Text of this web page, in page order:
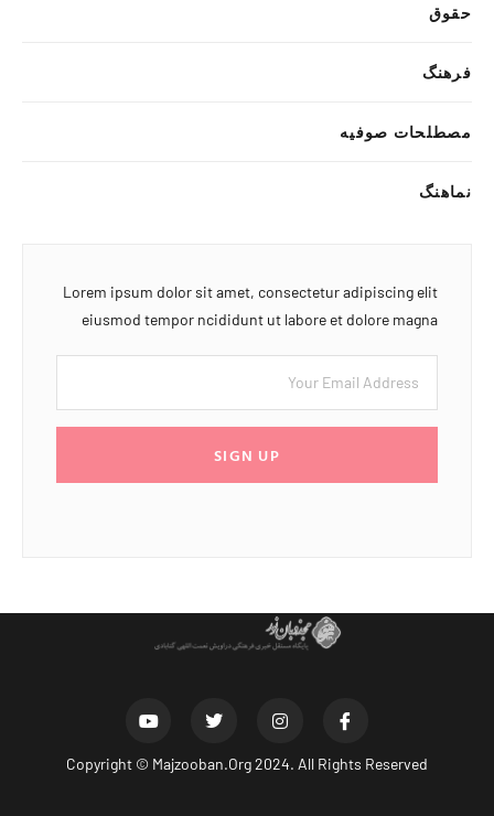
حقوق
فرهنگ
مصطلحات صوفیه
نماهنگ
Lorem ipsum dolor sit amet, consectetur adipiscing elit
eiusmod tempor ncididunt ut labore et dolore magna
SIGN UP
Copyright © Majzooban.Org2024. All Rights Reserved